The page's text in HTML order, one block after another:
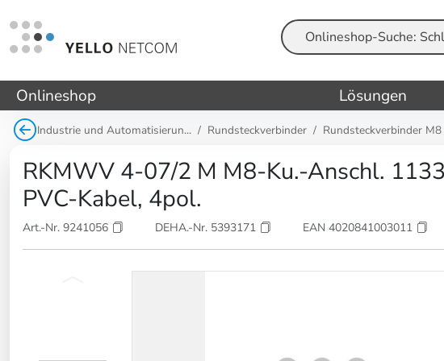
Suche
Onlineshop Lösungen
Industrie und Automatisierun... Rundsteckverbinder Rundsteckverbinder M8
RKMWV 4-07/2 M M8-Ku.-Anschl.
PVC-Kabel, 4pol.
Art.-Nr. 9241056 DEHA.-Nr. 5393171 EAN 4020841003011